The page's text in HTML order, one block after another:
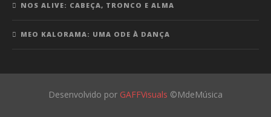
NOS ALIVE: CABEÇA, TRONCO E ALMA
MEO KALORAMA: UMA ODE À DANÇA
Desenvolvido por GAFFVisuals ©MdeMúsica